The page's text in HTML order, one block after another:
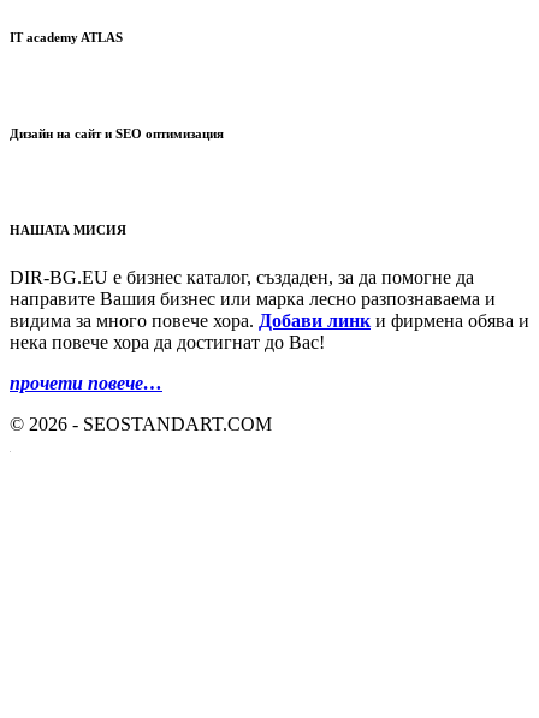
IT academy ATLAS
Дизайн на сайт и SEO оптимизация
НАШАТА МИСИЯ
DIR-BG.EU е бизнес каталог, създаден, за да помогне да
направите Вашия бизнес или марка лесно разпознаваема и
видима за много повече хора. Добави линк и фирмена обява и
нека повече хора да достигнат до Вас!
прочети повече…
© 2026 - SEOSTANDART.COM